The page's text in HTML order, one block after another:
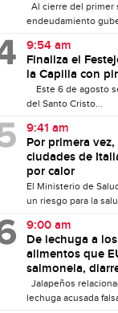
Al cierre del primer
endeudamiento
9:54 am
Finaliza el
la Capilla con
Este 6 de agosto
del Santo Cristo...
9:41 am
Por primera
ciudades de
por calor
El Ministerio de
un riesgo para la
9:00 am
De lechuga a
alimentos que
salmonela,
Jalapeños
lechuga acusada